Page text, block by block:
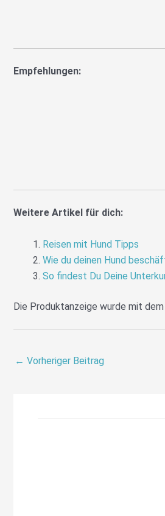
Empfehlungen:
Weitere Artikel für dich:
Reisen mit Hund Tipps
Wie du deinen Hund
So findest Du Deine
Die Produktanzeige wurde mit
← Vorheriger Beitrag